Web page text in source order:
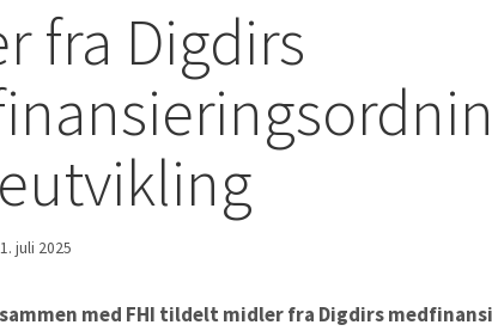
fra Digdirs
1. juli 2025
sammen med FHI tildelt midler fra Digdirs